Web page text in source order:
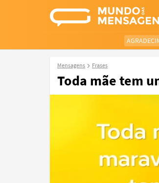
Mensagens Frases
Toda mãe tem